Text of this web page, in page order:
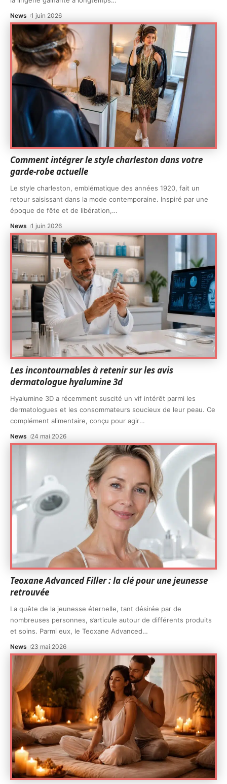
News 1 juin 2026
Comment intégrer le style charleston dans votre
garde-robe actuelle
Le style charleston, emblématique des années 1920, fait un
retour saisissant dans la mode contemporaine. Inspiré par une
époque de fête et de libération,…
News 1 juin 2026
Les incontournables à retenir sur les avis
dermatologue hyalumine 3d
Hyalumine 3D a récemment suscité un vif intérêt parmi les
dermatologues et les consommateurs soucieux de leur peau. Ce
complément alimentaire, conçu pour agir…
News 24 mai 2026
Teoxane Advanced Filler : la clé pour une jeunesse
retrouvée
La quête de la jeunesse éternelle, tant désirée par de
nombreuses personnes, s’articule autour de différents produits
et soins. Parmi eux, le Teoxane Advanced…
News 23 mai 2026